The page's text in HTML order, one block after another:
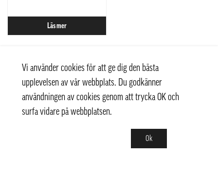
Läs mer
Vi använder cookies för att ge dig den bästa
upplevelsen av vår webbplats. Du godkänner
användningen av cookies genom att trycka OK och
surfa vidare på webbplatsen.
Ok